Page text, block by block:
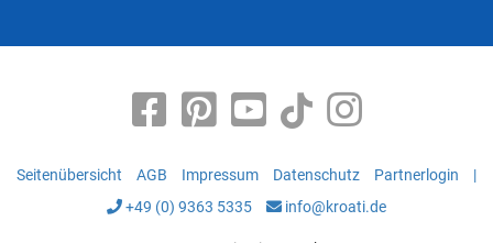
Seitenübersicht AGB Impressum Datenschutz Partnerlogin
|
+49 (0) 9363 5335
info@kroati.de